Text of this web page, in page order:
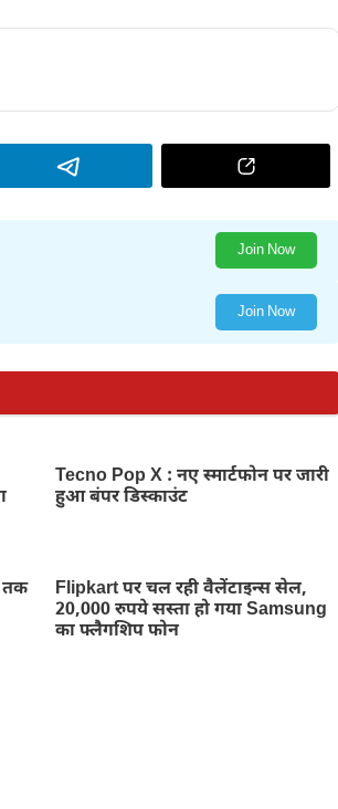
Join Now
Join Now
Tecno Pop X : नए स्मार्टफोन पर जारी
हुआ बंपर डिस्काउंट
तक
Flipkart पर चल रही वैलेंटाइन्स सेल,
20,000 रुपये सस्ता हो गया Samsung
का फ्लैगशिप फोन